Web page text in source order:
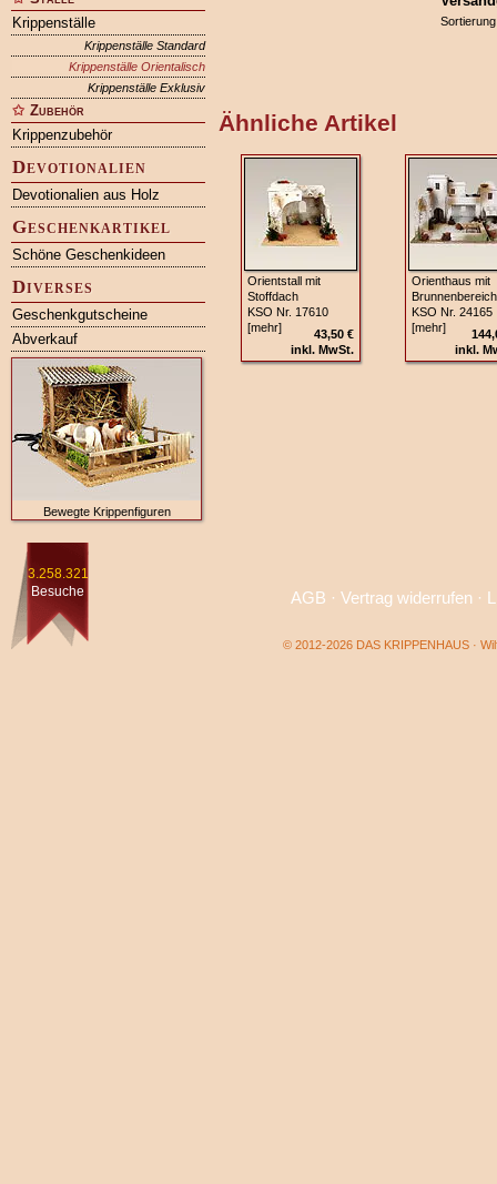
Krippenställe
Krippenställe Standard
Krippenställe Orientalisch
Krippenställe Exklusiv
Zubehör
Krippenzubehör
Devotionalien
Devotionalien aus Holz
Geschenkartikel
Schöne Geschenkideen
Diverses
Geschenkgutscheine
Abverkauf
Bewegte Krippenfiguren
Ähnliche Artikel
Orientstall mit
Stoffdach
KSO Nr. 17610
[mehr]
43,50 €
inkl. MwSt.
Orienthaus mit
Brunnenbereich
KSO Nr. 24165
[mehr]
inkl.
3.258.321
Besuche
AGB · Vertrag widerrufen·
© 2012-2026 DAS KRIPPENHAUS ·